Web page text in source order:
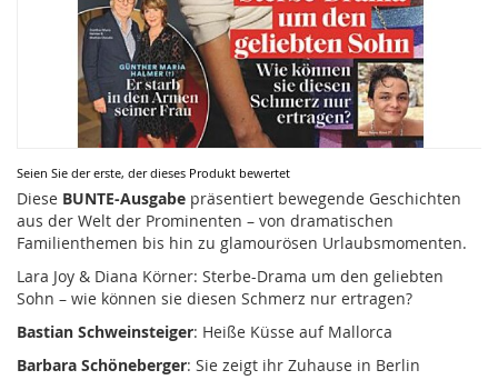
Seien Sie der erste, der dieses Produkt bewertet
Diese BUNTE-Ausgabe präsentiert bewegende Geschichten
aus der Welt der Prominenten – von dramatischen
Familienthemen bis hin zu glamourösen Urlaubsmomenten.
Lara Joy & Diana Körner: Sterbe-Drama um den geliebten
Sohn – wie können sie diesen Schmerz nur ertragen?
Bastian Schweinsteiger: Heiße Küsse auf Mallorca
Barbara Schöneberger: Sie zeigt ihr Zuhause in Berlin
Zum
Anfang
der
Bildergalerie